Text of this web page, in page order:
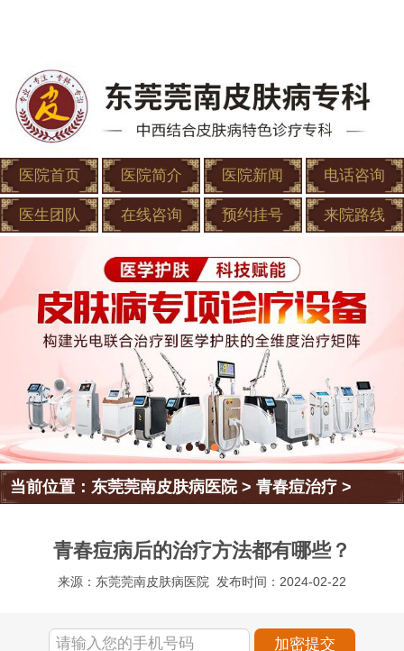
医院首页 医院简介 医院新闻 电话咨询
医生团队 在线咨询 预约挂号 来院路线
当前位置：东莞莞南皮肤病医院>青春痘治疗 >
青春痘病后的治疗方法都有哪些？
来源：东莞莞南皮肤病医院 发布时间：2024-02-22